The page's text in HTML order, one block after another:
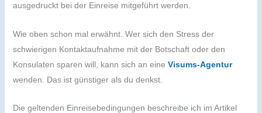
ausgedruckt bei der Einreise mitgeführt werden.
Wie oben schon mal erwähnt. Wer sich den Stress der
schwierigen Kontaktaufnahme mit der Botschaft oder den
Konsulaten sparen will, kann sich an eine Visums-Agentur
wenden. Das ist günstiger als du denkst.
Die geltenden Einreisebedingungen beschreibe ich im Artikel